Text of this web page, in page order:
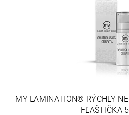
MY LAMINATION® RÝCHLY
FĽAŠTIČKA